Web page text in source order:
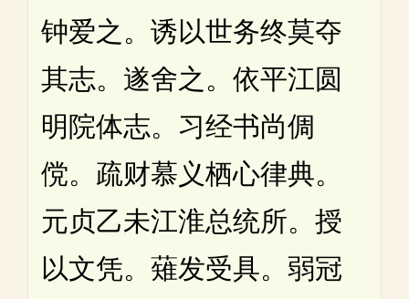
钟爱之。诱以世务终莫夺
其志。遂舍之。依平江圆
明院体志。习经书尚倜
傥。疏财慕义栖心律典。
元贞乙未江淮总统所。授
以文凭。薙发受具。弱冠